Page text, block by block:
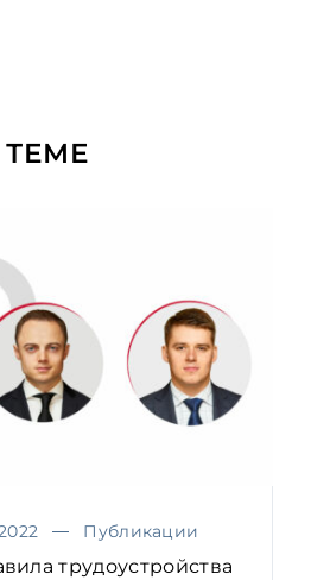
Публикации
трудоустройства